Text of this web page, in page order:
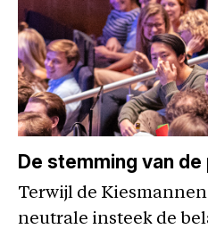
De stemming van
Terwijl de
neutrale insteek de